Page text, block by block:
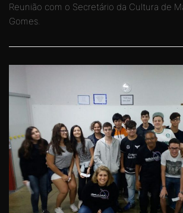
Reunião com o Secretário da Cultura de
Gomes.